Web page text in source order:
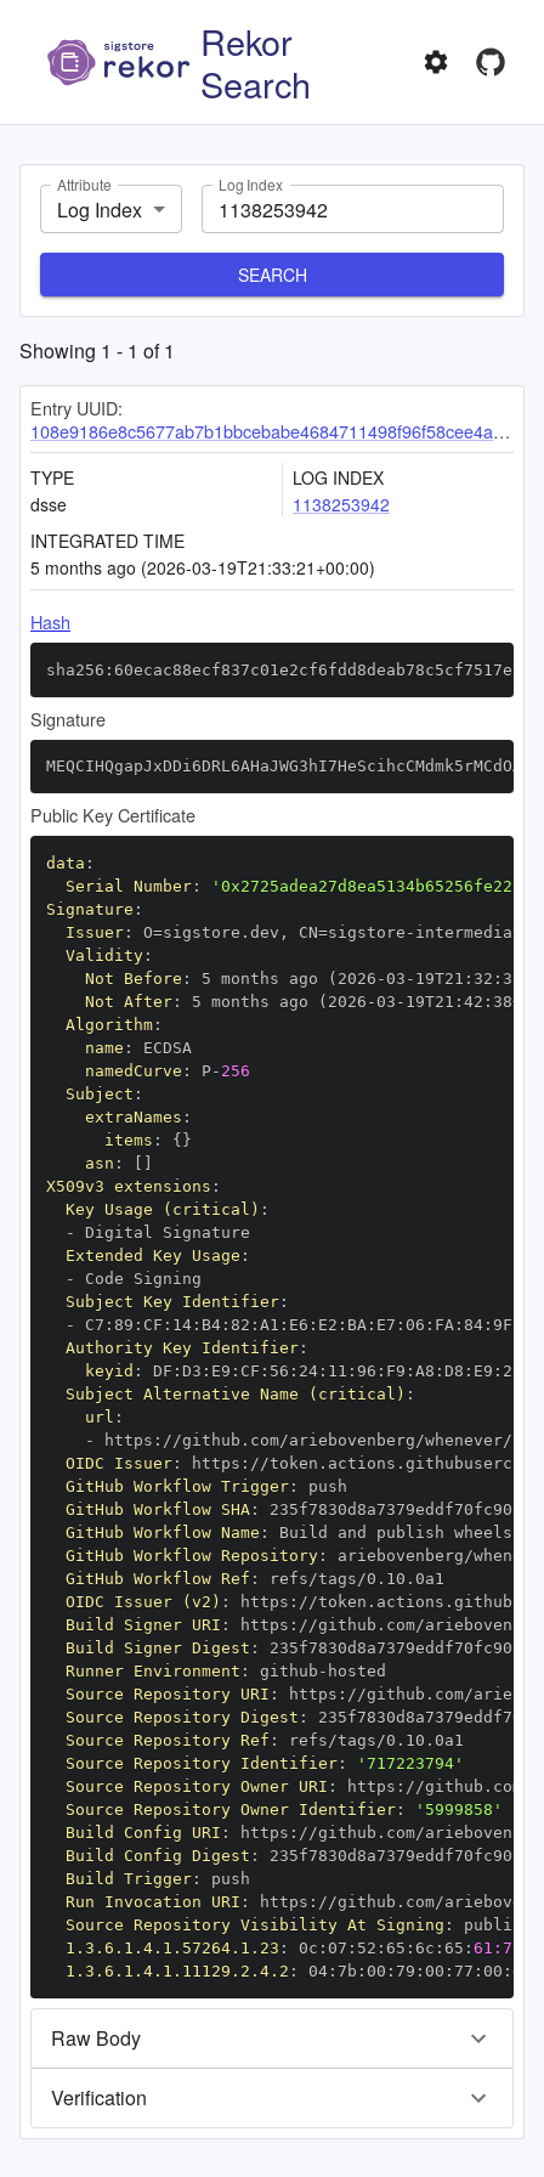
Rekor
Search
Attribute
Log Index
Log Index
SEARCH
Showing 1 - 1 of1
Entry UUID:
108e9186e8c5677ab7b1bbcebabe4684711498f96f58cee4a6e2e4587cb1bd40fb3a219ec1774e2f
TYPE
dsse
LOG INDEX
1138253942
INTEGRATED TIME
5 months ago (2026-03-19T21:33:21+00:00)
Hash
Signature
Public Key Certificate
data :
Serial Number:
Signature :
Issuer: O=sigstore.dev , CN=sigstore -
Validity:
Not Before : 5 months ago (2026 -03 - 19T21 : 32 :
Not After: 5 months ago (2026 -03 - 19T21 : 42 : 38+00
Algorithm:
name :
namedCurve : P- 256
Subject :
extraNames :
items : { }
asn :
X509v3 extensions :
Key Usage (critical) :
-
Extended Key Usage :
-
Subject Key Identifier:
-
C7 : 89 : CF : 14: B4: 82 : A1 : E6 : E2 : BA : E7 : 06 : FA : 84: 9F
Authority Key Identifier:
keyid : DF : D3 : E9 : CF : 56 : 24: 11 : 96 : F9 : A8 : D8 : E9 : 28
Subject Alternative Name (critical) :
url :
-
https :
OIDC Issuer: https :
GitHub Workflow Trigger:
GitHub Workflow SHA:
GitHub Workflow Name :
GitHub Workflow Repository:
GitHub Workflow Ref :
OIDC Issuer (v2) : https :
Build Signer URI : https :
Build Signer Digest :
Runner Environment : github -
Source Repository URI : https :
Source Repository Digest :
Source Repository Ref :
Source Repository Identifier:
'717223794'
Source Repository Owner URI : https :
Source Repository Owner Identifier:
'5999858'
Build Config URI : https :
Build Config Digest :
Build Trigger:
Run Invocation URI : https :
Source Repository Visibility At Signing :
1.3.6.1.4.1.57264.1.23 : 0c : 07 : 52 : 65 : 6c : 65 :
1.3.6.1.4.1.11129.2.4.2 : 04: 7b : 00 : 79 : 00 : 77 : 00 : dd
Raw Body
Verification